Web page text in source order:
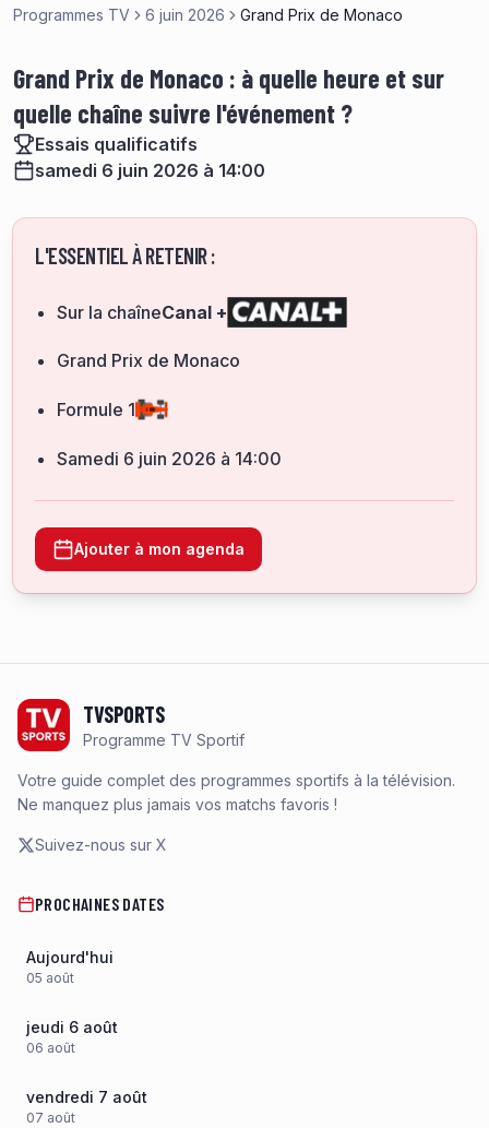
Programmes TV 6 juin 2026 Grand Prix de Monaco
Grand Prix de Monaco : à quelle heure et sur
quelle chaîne suivre l'événement ?
Essais qualificatifs
samedi 6 juin 2026 à 14:00
L'ESSENTIEL À RETENIR :
Sur la chaîneCanal +
Grand Prix de Monaco
Formule 1
samedi 6 juin 2026 à 14:00
Ajouter à mon agenda
TVSPORTS
Programme TV Sportif
Votre guide complet des programmes sportifs à la télévision.
Ne manquez plus jamais vos matchs favoris !
Suivez-nous sur X
PROCHAINES DATES
Aujourd'hui
05 août
jeudi 6 août
06 août
vendredi 7 août
07 août